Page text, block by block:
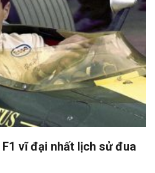
vĩ đại nhất lịch sử đua